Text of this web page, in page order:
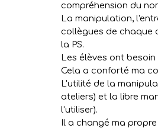
compréhension du
La manipulation,
collègues de chaque
la PS.
Les élèves ont
Cela a conforté ma
L'utilité de la
ateliers) et la libre
l'utiliser).
Il a changé ma